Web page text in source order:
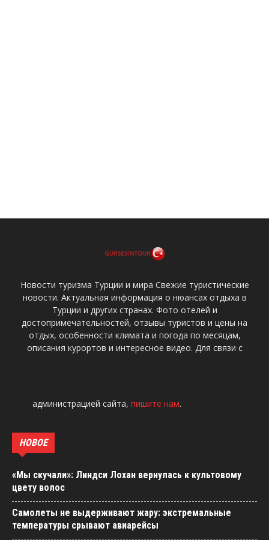
Новости туризма Турции и мира Свежие туристические
новости. Актуальная информация о нюансах отдыха в
Турции и других странах. Фото отелей и
достопримечательностей, отзывы туристов и цены на
отдых, особенности климата и погода по месяцам,
описания курортов и интересное видео. Для связи с
администрацией сайта, пишите нам.
НОВОЕ
«Мы скучали»: Линдси Лохан вернулась к культовому
цвету волос
Самолеты не выдерживают жару: экстремальные
температуры срывают авиарейсы